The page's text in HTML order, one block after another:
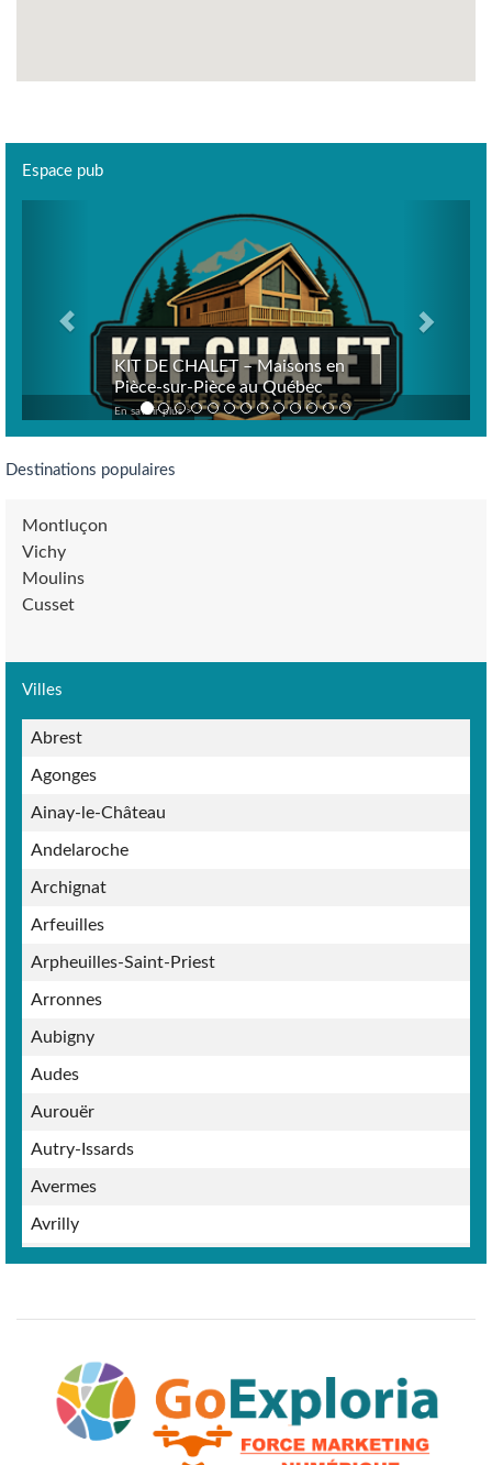
Espace pub
KIT DE CHALET – Maisons en
Pièce-sur-Pièce au Québec
En savoir plus >
Destinations populaires
Montluçon
Vichy
Moulins
Cusset
Villes
Abrest
Agonges
Ainay-le-Château
Andelaroche
Archignat
Arfeuilles
Arpheuilles-Saint-Priest
Arronnes
Aubigny
Audes
Aurouër
Autry-Issards
Avermes
Avrilly
Bagneux
Bayet
Beaulon